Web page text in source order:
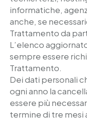
informatiche,
anche, se
Trattamento da
L’elenco
sempre essere
Trattamento.
Dei dati personali
ogni anno la
essere più
termine di tre mesi